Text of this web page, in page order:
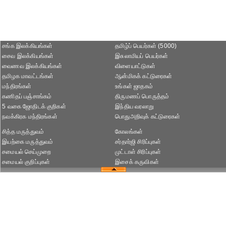
சங்க இலக்கியங்கள்
சைவ இலக்கியங்கள்
வைணவ இலக்கியங்கள்
தமிழக மாவட்டங்கள்
தமிழ்ப் பெயர்கள் (5000)
இசுலாமியப் பெயர்கள்
விளையாட்டுகள்
ஆன்மிகக் கட்டுரைகள்
மந்திரங்கள்
கணிதப் பஞ்சாங்கம்
5 வகை ஜோதிடக் குறிகள்
நவக்கிரக மந்திரங்கள்
உங்கள் ஜாதகம்
திருமணப் பொருத்தம்
இந்திய வரலாறு
பொதுஅறிவுக் கட்டுரைகள்
சித்த மருத்துவம்
இயற்கை மருத்துவம்
சமையல் செய்முறை
சமையல் குறிப்புகள்
கோலங்கள்
சர்தார்ஜி சிரிப்புகள்
முட்டாள் சிரிப்புகள்
இசைக் கருவிகள்